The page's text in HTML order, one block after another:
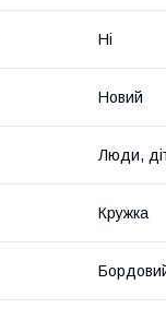
Ні
Новий
Люди,
Кружка